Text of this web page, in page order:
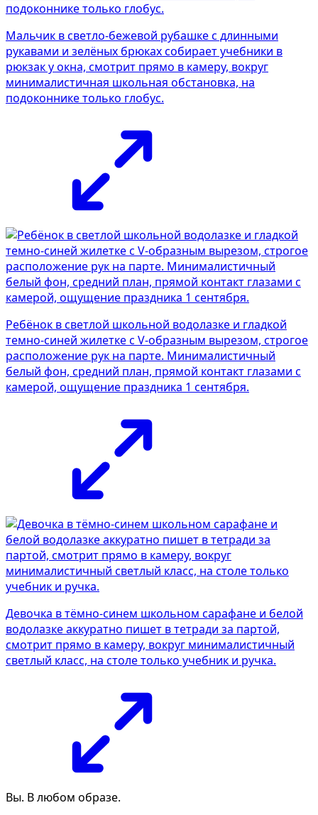
Мальчик в светло-бежевой рубашке с длинными
рукавами и зелёных брюках собирает учебники в
рюкзак у окна, смотрит прямо в камеру, вокруг
минималистичная школьная обстановка, на
подоконнике только глобус.
Ребёнок в светлой школьной водолазке и гладкой
темно-синей жилетке с V-образным вырезом, строгое
расположение рук на парте. Минималистичный
белый фон, средний план, прямой контакт глазами с
камерой, ощущение праздника 1 сентября.
Девочка в тёмно-синем школьном сарафане и белой
водолазке аккуратно пишет в тетради за партой,
смотрит прямо в камеру, вокруг минималистичный
светлый класс, на столе только учебник и ручка.
Вы. В любом образе.